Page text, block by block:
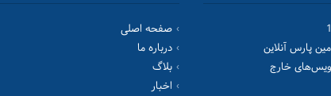
پارس آنلاین
خارج
صفحه اصلی
درباره ما
بلاگ
اخبار